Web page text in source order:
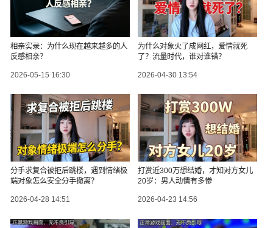
相亲实录：为什么现在越来越多的人
反感相亲？
2026-05-15 16:30
为什么对象火了成网红，爱情就死
了？流量时代，谁对谁错？
2026-04-30 13:54
分手求复合被拒后跳楼，遇到情绪极
端对象怎么安全分手撤离？
2026-04-28 14:51
打赏近300万想结婚，才知对方女儿
20岁：男人动情有多惨
2026-04-23 14:56